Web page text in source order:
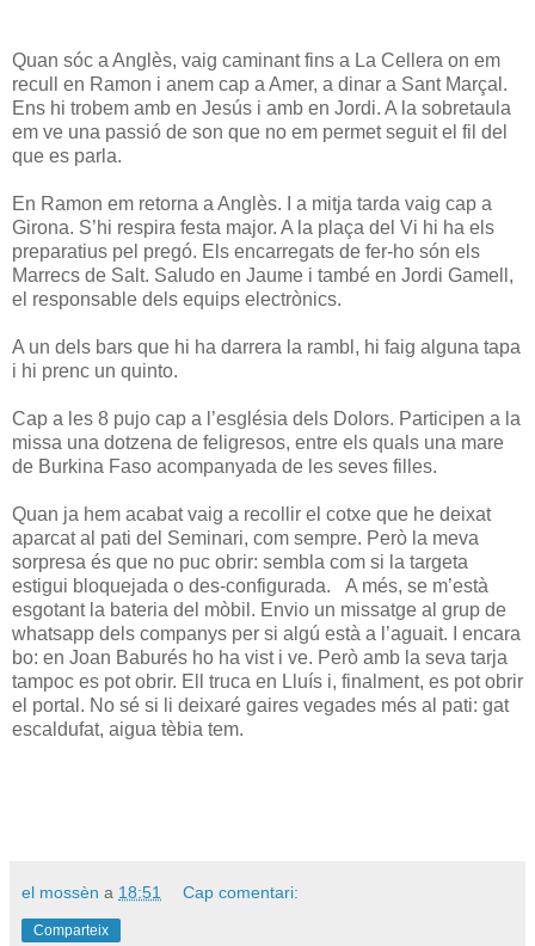
Quan sóc a Anglès, vaig caminant fins a La Cellera on em
recull en Ramon i anem cap a Amer, a dinar a Sant Marçal.
Ens hi trobem amb en Jesús i amb en Jordi. A la sobretaula
em ve una passió de son que no em permet seguit el fil del
que es parla.
En Ramon em retorna a Anglès. I a mitja tarda vaig cap a
Girona. S’hi respira festa major. A la plaça del Vi hi ha els
preparatius pel pregó. Els encarregats de fer-ho són els
Marrecs de Salt. Saludo en Jaume i també en Jordi Gamell,
el responsable dels equips electrònics.
A un dels bars que hi ha darrera la rambl, hi faig alguna tapa
i hi prenc un quinto.
Cap a les 8 pujo cap a l’església dels Dolors. Participen a la
missa una dotzena de feligresos, entre els quals una mare
de Burkina Faso acompanyada de les seves filles.
Quan ja hem acabat vaig a recollir el cotxe que he deixat
aparcat al pati del Seminari, com sempre. Però la meva
sorpresa és que no puc obrir: sembla com si la targeta
estigui bloquejada o des-configurada. A més, se m’està
esgotant la bateria del mòbil. Envio un missatge al grup de
whatsapp dels companys per si algú està a l’aguait. I encara
bo: en Joan Baburés ho ha vist i ve. Però amb la seva tarja
tampoc es pot obrir. Ell truca en Lluís i, finalment, es pot obrir
el portal. No sé si li deixaré gaires vegades més al pati: gat
escaldufat, aigua tèbia tem.
el mossèn a 18:51 Cap comentari:
Comparteix